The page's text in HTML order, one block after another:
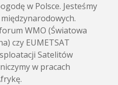
w Polsce. Jesteśmy
WMO (Światowa
czy EUMETSAT
Satelitów
w pracach